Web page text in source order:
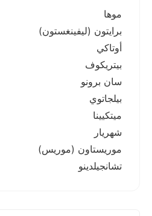
موها
برايتون (ليفينغستون)
أوتاكي
بيتريكوف
سان برونو
بيلجاتوي
ميتكيينا
شهريار
موريستاون (موريس)
تشانجيلدينو